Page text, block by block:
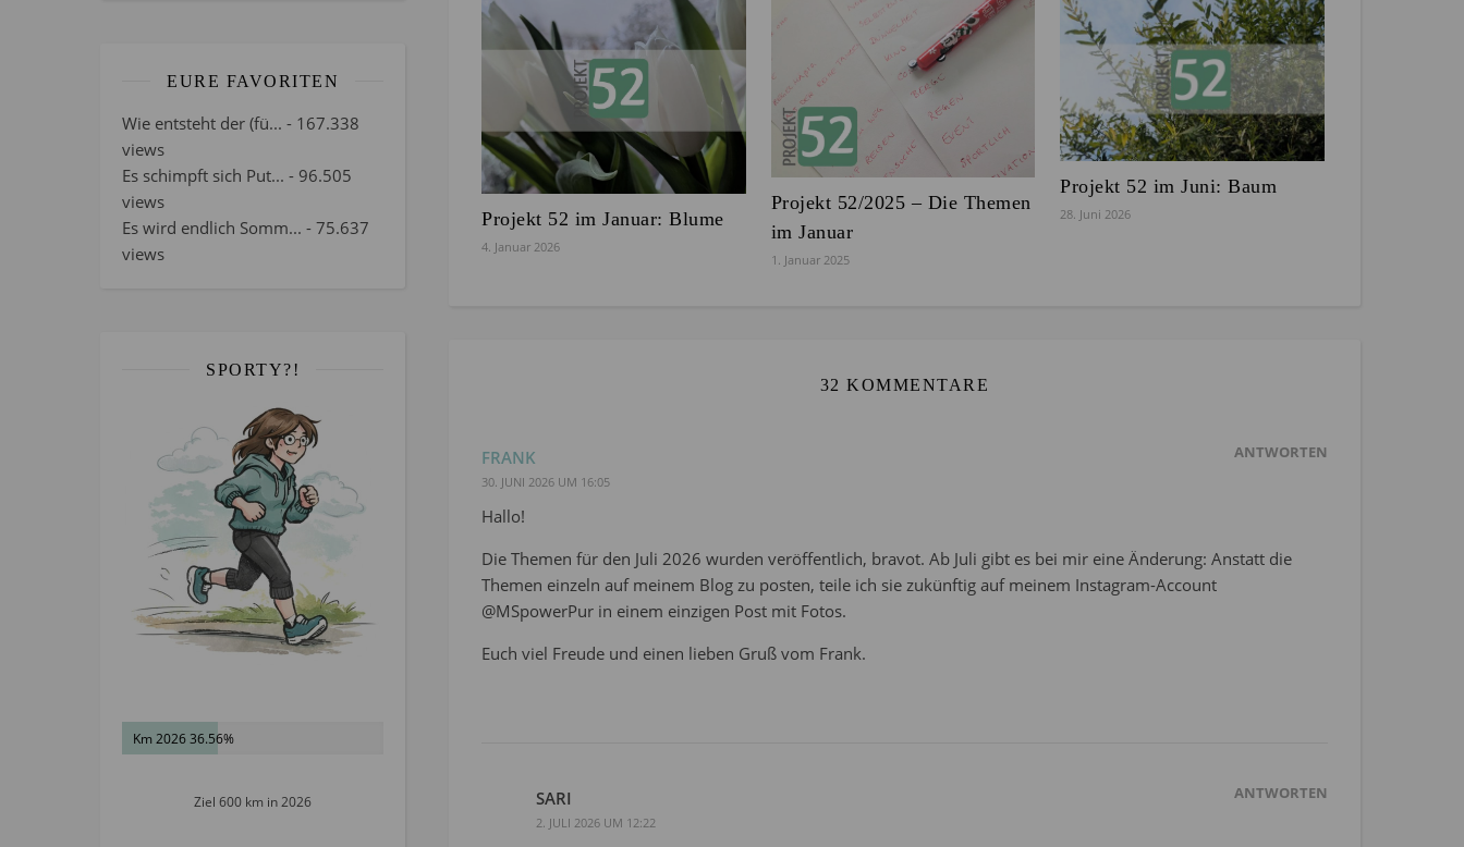
EURE FAVORITEN
Wie entsteht der (fü... - 167.338
views
Es schimpft sich Put... - 96.505
views
Es wird endlich Somm... - 75.637
views
SPORTY?!
Km 2026 36.56%
Ziel 600 km in 2026
Projekt 52 im Januar: Blume
4. Januar 2026
Projekt 52/2025 – Die Themen
im Januar
1. Januar 2025
Projekt 52 im Juni: Baum
28. Juni 2026
32 KOMMENTARE
FRANK
30. JUNI 2026 UM 16:05
ANTWORTEN
Hallo!
Die Themen für den Juli 2026 wurden veröffentlich, bravot. Ab Juli gibt es bei mir eine Änderung: Anstatt die
Themen einzeln auf meinem Blog zu posten, teile ich sie zukünftig auf meinem Instagram-Account
@MSpowerPur in einem einzigen Post mit Fotos.
Euch viel Freude und einen lieben Gruß vom Frank.
SARI
2. JULI 2026 UM 12:22
ANTWORTEN